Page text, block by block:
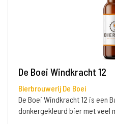
De Boei Windkracht 12
Bierbrouwerij De Boei
De Boei Windkracht 12 is een
donkergekleurd bier met veel